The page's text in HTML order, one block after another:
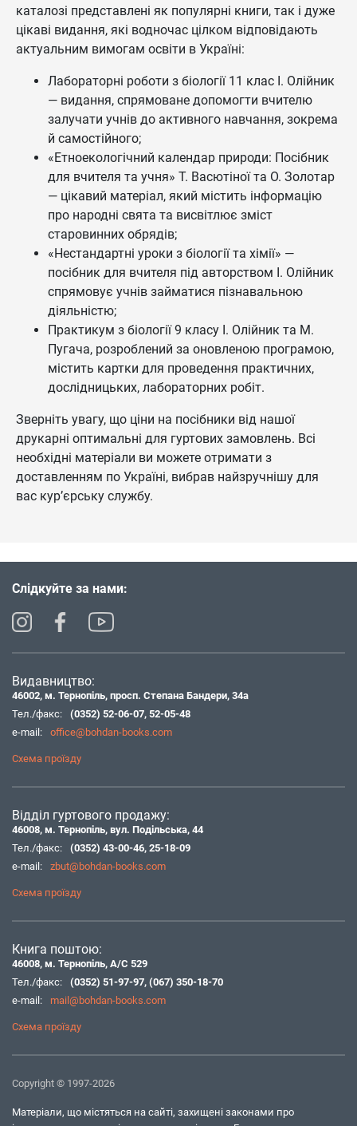
каталозі представлені як популярні книги, так і дуже
цікаві видання, які водночас цілком відповідають
актуальним вимогам освіти в Україні:
Лабораторні роботи з біології 11 клас І. Олійник
— видання, спрямоване допомогти вчителю
залучати учнів до активного навчання, зокрема
й самостійного;
«Етноекологічний календар природи: Посібник
для вчителя та учня» Т. Васютіної та О. Золотар
— цікавий матеріал, який містить інформацію
про народні свята та висвітлює зміст
старовинних обрядів;
«Нестандартні уроки з біології та хімії» —
посібник для вчителя під авторством І. Олійник
спрямовує учнів займатися пізнавальною
діяльністю;
Практикум з біології 9 класу І. Олійник та М.
Пугача, розроблений за оновленою програмою,
містить картки для проведення практичних,
дослідницьких, лабораторних робіт.
Зверніть увагу, що ціни на посібники від нашої
друкарні оптимальні для гуртових замовлень. Всі
необхідні матеріали ви можете отримати з
доставленням по Україні, вибрав найзручнішу для
вас кур’єрську службу.
Слідкуйте за нами:
Видавництво:
46002, м. Тернопіль, просп. Степана Бандери, 34а
Тел./факс:
(0352) 52-06-07, 52-05-48
e-mail:
office@bohdan-books.com
Схема проїзду
Відділ гуртового продажу:
46008, м. Тернопіль, вул. Подільська, 44
Тел./факс:
(0352) 43-00-46, 25-18-09
e-mail:
zbut@bohdan-books.com
Схема проїзду
Книга поштою:
46008, м. Тернопіль, А/С 529
Тел./факс:
(0352) 51-97-97, (067) 350-18-70
e-mail:
mail@bohdan-books.com
Схема проїзду
Copyright © 1997-2026
Матеріали, що містяться на сайті, захищені законами про